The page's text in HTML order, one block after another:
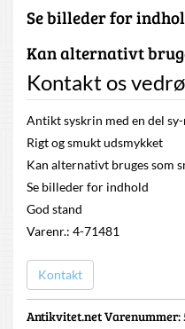
Se billeder for
Kan alternativt
Kontakt os
Antikt syskrin med en del
Rigt og smukt udsmykket
Kan alternativt bruges som
Se billeder for indhold
God stand
Varenr.: 4-71481
Kontakt
Antikvitet.net Varenummer: